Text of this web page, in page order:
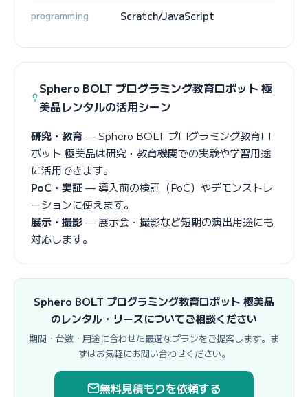
programming Scratch/JavaScript
Sphero BOLT プログラミング教育ロボット 極
美品レンタルの活用シーン
研究・教育— Sphero BOLT プログラミング教育ロ
ボット 極美品は研究・教育機関での実験や学習用途
に活用できます。
PoC・実証— 導入前の検証（PoC）やデモンストレ
ーションに使えます。
展示・撮影— 展示会・撮影など短期の演出用途にも
対応します。
Sphero BOLT プログラミング教育ロボット 極美品
のレンタル・リースについてご相談ください
期間・台数・用途に合わせた最適なプランをご提案します。ま
ずはお気軽にお問い合わせください。
無料見積もりを依頼する